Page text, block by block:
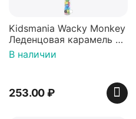
Kidsmania Wacky Monkey
Леденцовая карамель с
игрушкой Ваки Манки
12г, Китай
В наличии
253.00₽